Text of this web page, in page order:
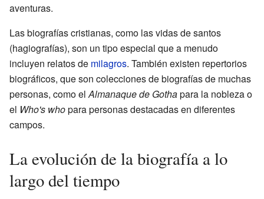
aventuras.
Las biografías cristianas, como las vidas de santos
(hagiografías), son un tipo especial que a menudo
incluyen relatos de milagros. También existen repertorios
biográficos, que son colecciones de biografías de muchas
personas, como el Almanaque de Gothapara la nobleza o
el Who's whopara personas destacadas en diferentes
campos.
La evolución de la biografía a lo
largo del tiempo